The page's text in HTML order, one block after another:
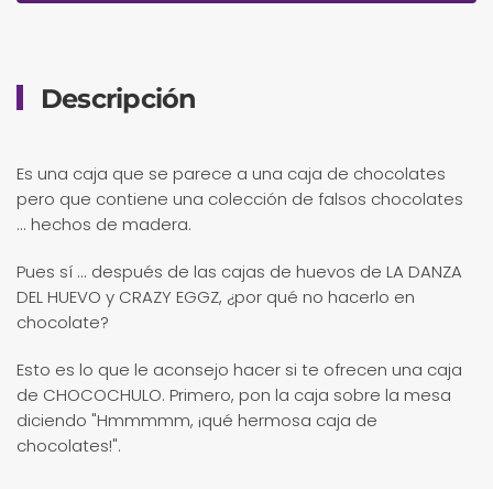
Descripción
Es una caja que se parece a una caja de chocolates
pero que contiene una colección de falsos chocolates
... hechos de madera.
Pues sí ... después de las cajas de huevos de LA DANZA
DEL HUEVO y CRAZY EGGZ, ¿por qué no hacerlo en
chocolate?
Esto es lo que le aconsejo hacer si te ofrecen una caja
de CHOCOCHULO. Primero, pon la caja sobre la mesa
diciendo "Hmmmmm, ¡qué hermosa caja de
chocolates!".